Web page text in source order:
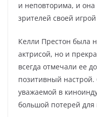
и неповторима, и она
зрителей своей
Келли Престон была
актрисой, но и
всегда отмечали ее
позитивный
уважаемой в
большой потерей для